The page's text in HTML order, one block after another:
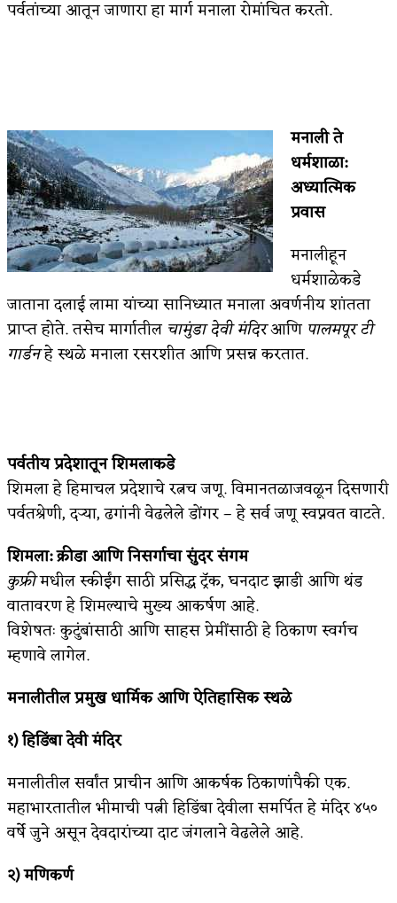
पर्वतांच्या आतून जाणारा हा मार्ग मनाला रोमांचित करतो.
मनाली ते
धर्मशाळा:
अध्यात्मिक
प्रवास
मनालीहून
धर्मशाळेकडे
जाताना दलाई लामा यांच्या सानिध्यात मनाला अवर्णनीय शांतता
प्राप्त होते. तसेच मार्गातील चामुंडा देवी मंदिरआणिपालमपूर टी
गार्डनहे स्थळे मनाला रसरशीत आणि प्रसन्न करतात.
पर्वतीय प्रदेशातून शिमलाकडे
शिमला हे हिमाचल प्रदेशाचे रत्नच जणू. विमानतळाजवळून दिसणारी
पर्वतश्रेणी, दऱ्या, ढगांनी वेढलेले डोंगर – हे सर्व जणू स्वप्नवत वाटते.
शिमला:क्रीडा आणि निसर्गाचा सुंदर संगम
कुफ्रीमधील स्कीईंग साठी प्रसिद्ध ट्रॅक, घनदाट झाडी आणि थंड
वातावरण हे शिमल्याचे मुख्य आकर्षण आहे.
विशेषतः कुटुंबांसाठी आणि साहस प्रेमींसाठी हे ठिकाण स्वर्गच
म्हणावे लागेल.
मनालीतील प्रमुख धार्मिक आणि ऐतिहासिक स्थळे
१) हिडिंबा देवी मंदिर
मनालीतील सर्वांत प्राचीन आणि आकर्षक ठिकाणांपैकी एक.
महाभारतातील भीमाची पत्नी हिडिंबा देवीला समर्पित हे मंदिर ४५०
वर्षे जुने असून देवदारांच्या दाट जंगलाने वेढलेले आहे.
२) मणिकर्ण